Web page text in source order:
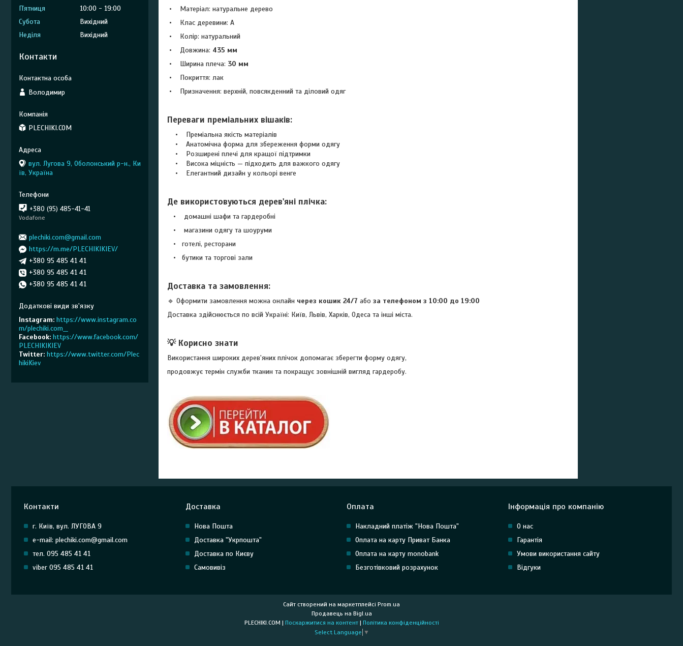
• Матеріал: натуральне дерево
• Клас деревини: A
• Колір: натуральний
• Довжина: 435 мм
• Ширина плеча: 30 мм
• Покриття: лак
• Призначення: верхній, повсякденний та діловий одяг
Переваги преміальних вішаків:
• Преміальна якість матеріалів
• Анатомічна форма для збереження форми одягу
• Розширені плечі для кращої підтримки
• Висока міцність — підходить для важкого одягу
• Елегантний дизайн у кольорі венге
Де використовуються дерев'яні плічка:
• домашні шафи та гардеробні
• магазини одягу та шоуруми
• готелі, ресторани
• бутики та торгові зали
Доставка та замовлення:
🔹 Оформити замовлення можна онлайн через кошик 24/7 або за телефоном з 10:00 до 19:00
Доставка здійснюється по всій Україні: Київ, Львів, Харків, Одеса та інші міста.
💡 Корисно знати
Використання широких дерев'яних плічок допомагає зберегти форму одягу,
продовжує термін служби тканин та покращує зовнішній вигляд гардеробу.
Пʼятниця
10:00
19:00
Субота
Вихідний
Неділя
Вихідний
Контакти
Володимир
PLECHIKI.COM
вул. Лугова 9, Оболонський р-н., Ки
їв, Україна
+380 (95) 485-41-41
Vodafone
plechiki.com@gmail.com
https://m.me/PLECHIKIKIEV/
+380 95 485 41 41
+380 95 485 41 41
+380 95 485 41 41
Instagram https://www.instagram.co
m/plechiki.com__
Facebook https://www.facebook.com/
PLECHIKIKIEV
Twitter https://www.twitter.com/Plec
hikiKiev
Контакти
г. Київ, вул. ЛУГОВА 9
e-mail: plechiki.com@gmail.com
тел. 095 485 41 41
viber 095 485 41 41
Доставка
Нова Пошта
Доставка "Укрпошта"
Доставка по Києву
Самовивіз
Оплата
Накладний платіж "Нова Пошта"
Оплата на карту Приват Банка
Оплата на карту monobank
Безготівковий розрахунок
Інформація про компанію
О нас
Гарантія
Умови використання сайту
Відгуки
Сайт створений на маркетплейсі Prom.ua
Продавець на Bigl.ua
PLECHIKI.COM | Поскаржитися на контент | Політика конфіденційності
Select Language ▼